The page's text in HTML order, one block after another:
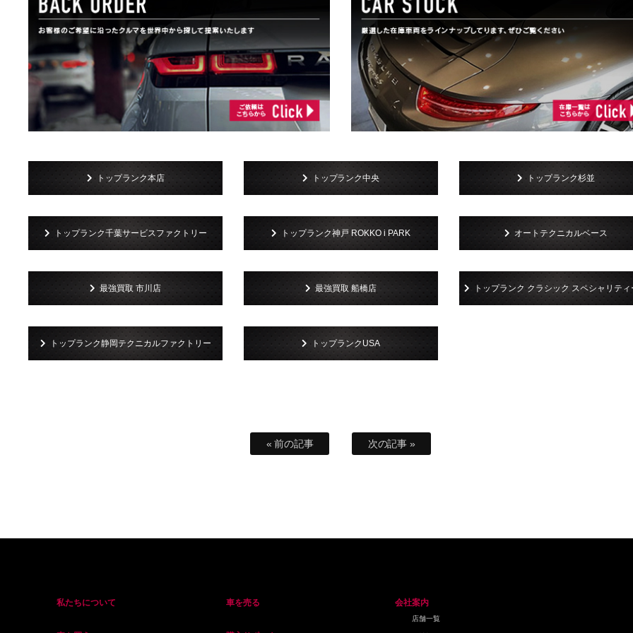
トップランク本店 トップランク中央 トップランク杉並
トップランク千葉サービスファクトリー トップランク神戸 ROKKO i PARK オートテクニカルベース
最強買取 市川店 最強買取 船橋店 トップランク クラシック スペシャリティ
トップランク静岡テクニカルファクトリー トップランクUSA
« 前の記事 次の記事 »
私たちについて 車を売る 会社案内
店舗一覧